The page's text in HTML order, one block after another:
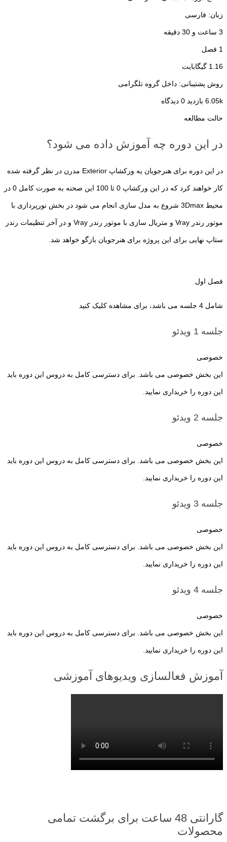
زبان: فارسی
3 ساعت و 30 دقیقه
1 فصل
1.16 گیگابایت
روش پشتیبانی: داخل گروه تلگرامی
6.05k بازدید
حالت مطالعه
در این دوره چه آموزش داده می شود؟
در این دوره برای هنرجویان یه ورکشاپ Exterior مدرن در نظر گرفته شده
کار خواهند کرد که در این ورکشاپ 0 تا 100 این صحنه به صورت کامل 0 در
محیط 3Dmax شروع به مدل سازی انجام می شود در بخش نورپردازی با
موتور رندر Vray و متریال سازی با موتور رندر Vray و در آخر تنظیمات رندر
ستاپ نهایی برای این پروژه برای هنرجویان بازگو خواهد شد.
فصل اول
شامل 4 جلسه می باشد، برای مشاهده کلیک کنید
جلسه 1 ویدئو
خصوصی
این بخش خصوصی می باشد. برای دسترسی کامل به دروس این دوره باید
این دوره را خریداری نمایید.
جلسه 2 ویدئو
خصوصی
این بخش خصوصی می باشد. برای دسترسی کامل به دروس این دوره باید
این دوره را خریداری نمایید.
جلسه 3 ویدئو
خصوصی
این بخش خصوصی می باشد. برای دسترسی کامل به دروس این دوره باید
این دوره را خریداری نمایید.
جلسه 4 ویدئو
خصوصی
این بخش خصوصی می باشد. برای دسترسی کامل به دروس این دوره باید
این دوره را خریداری نمایید.
آموزش فعالسازی ویدیوهای آموزشی
گارانتی 48 ساعت برای برگشت تمامی
محصولات